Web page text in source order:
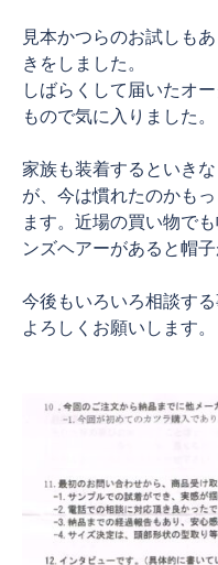
見本かつらのお試しも
きをしました。
しばらくして届いたオ
もので気に入りました。
家族も装着するといき
が、今は慣れたのかも
ます。近場の買い物で
ンズヘアーがあると帽
今後もいろいろ相談する
よろしくお願いします。